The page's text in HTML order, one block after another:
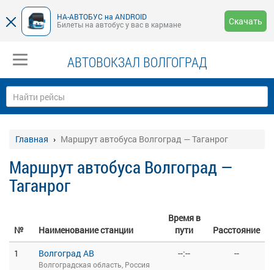
НА-АВТОБУС на ANDROID
Билеты на автобус у вас в кармане
Скачать
АВТОВОКЗАЛ ВОЛГОГРАД
Главная Маршрут автобуса Волгоград — Таганрог
Маршрут автобуса Волгоград —
Таганрог
№ Наименование станции
Время в
пути
Расстояние
1
Волгоград АВ
Волгоградская область, Россия
--:-- --